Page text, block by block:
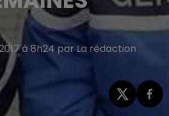
à 8h24 par La rédaction